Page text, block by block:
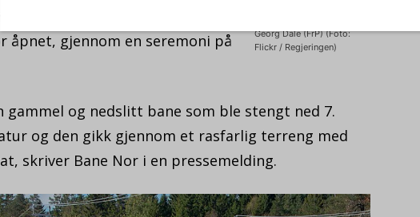
Georg Dale (FrP) (Foto:
Flickr / Regjeringen)
Georg Dale som i morgen
gjennom en seremoni på
gammel og nedslitt bane som ble stengt ned 7.
og den gikk gjennom et rasfarlig terreng med
skriver Bane Nor i en pressemelding.